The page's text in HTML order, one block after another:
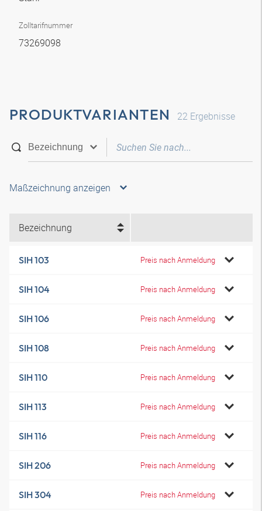
Zolltarifnummer
73269098
PRODUKTVARIANTEN 22 Ergebnisse
Maßzeichnung anzeigen
Bezeichnung
SIH 103 Preis nach Anmeldung
SIH 104 Preis nach Anmeldung
SIH 106 Preis nach Anmeldung
SIH 108 Preis nach Anmeldung
SIH 110 Preis nach Anmeldung
SIH 113 Preis nach Anmeldung
SIH 116 Preis nach Anmeldung
SIH 206 Preis nach Anmeldung
SIH 304 Preis nach Anmeldung